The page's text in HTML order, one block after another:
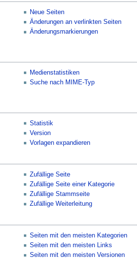
Neue Seiten
Änderungen an verlinkten Seiten
Änderungsmarkierungen
Medienstatistiken
Suche nach MIME-Typ
Statistik
Version
Vorlagen expandieren
Zufällige Seite
Zufällige Seite einer Kategorie
Zufällige Stammseite
Zufällige Weiterleitung
Seiten mit den meisten Kategorien
Seiten mit den meisten Links
Seiten mit den meisten Versionen